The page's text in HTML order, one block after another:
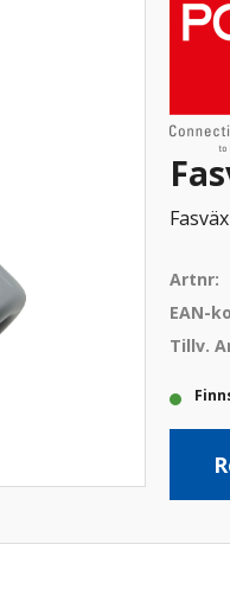
Artnr:
EAN-
Tillv.